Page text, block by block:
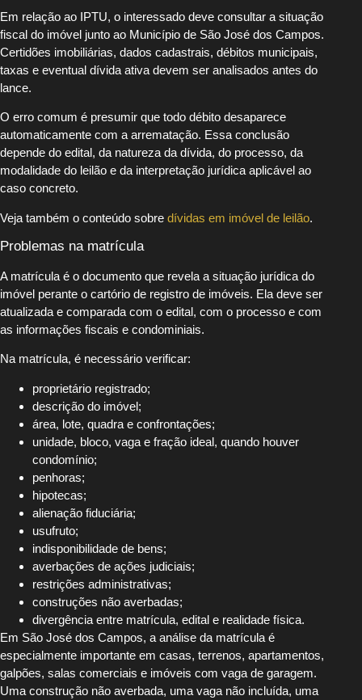
Em relação ao IPTU, o interessado deve consultar a situação
fiscal do imóvel junto ao Município de São José dos Campos.
Certidões imobiliárias, dados cadastrais, débitos municipais,
taxas e eventual dívida ativa devem ser analisados antes do
lance.
O erro comum é presumir que todo débito desaparece
automaticamente com a arrematação. Essa conclusão
depende do edital, da natureza da dívida, do processo, da
modalidade do leilão e da interpretação jurídica aplicável ao
caso concreto.
Veja também o conteúdo sobre dívidas em imóvel de leilão.
Problemas na matrícula
A matrícula é o documento que revela a situação jurídica do
imóvel perante o cartório de registro de imóveis. Ela deve ser
atualizada e comparada com o edital, com o processo e com
as informações fiscais e condominiais.
Na matrícula, é necessário verificar:
proprietário registrado;
descrição do imóvel;
área, lote, quadra e confrontações;
unidade, bloco, vaga e fração ideal, quando houver
condomínio;
penhoras;
hipotecas;
alienação fiduciária;
usufruto;
indisponibilidade de bens;
averbações de ações judiciais;
restrições administrativas;
construções não averbadas;
divergência entre matrícula, edital e realidade física.
Em São José dos Campos, a análise da matrícula é
especialmente importante em casas, terrenos, apartamentos,
galpões, salas comerciais e imóveis com vaga de garagem.
Uma construção não averbada, uma vaga não incluída, uma